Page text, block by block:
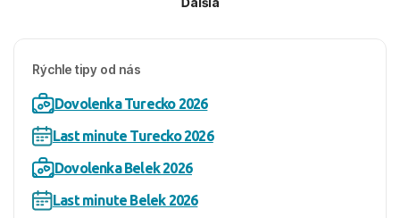
Rýchle tipy od nás
Dovolenka Turecko 2026
Last minute Turecko 2026
Dovolenka Belek 2026
Last minute Belek 2026